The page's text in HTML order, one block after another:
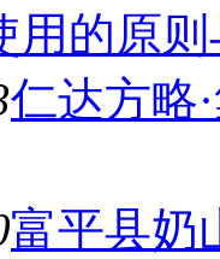
用的原
仁达方略
富平县奶